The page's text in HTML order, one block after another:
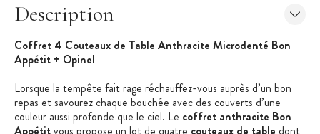
Description
Coffret 4 Couteaux de Table Anthracite Microdenté Bon
Appétit + Opinel
Lorsque la tempête fait rage réchauffez-vous auprès d’un bon
repas et savourez chaque bouchée avec des couverts d’une
couleur aussi profonde que le ciel. Le coffret anthracite Bon